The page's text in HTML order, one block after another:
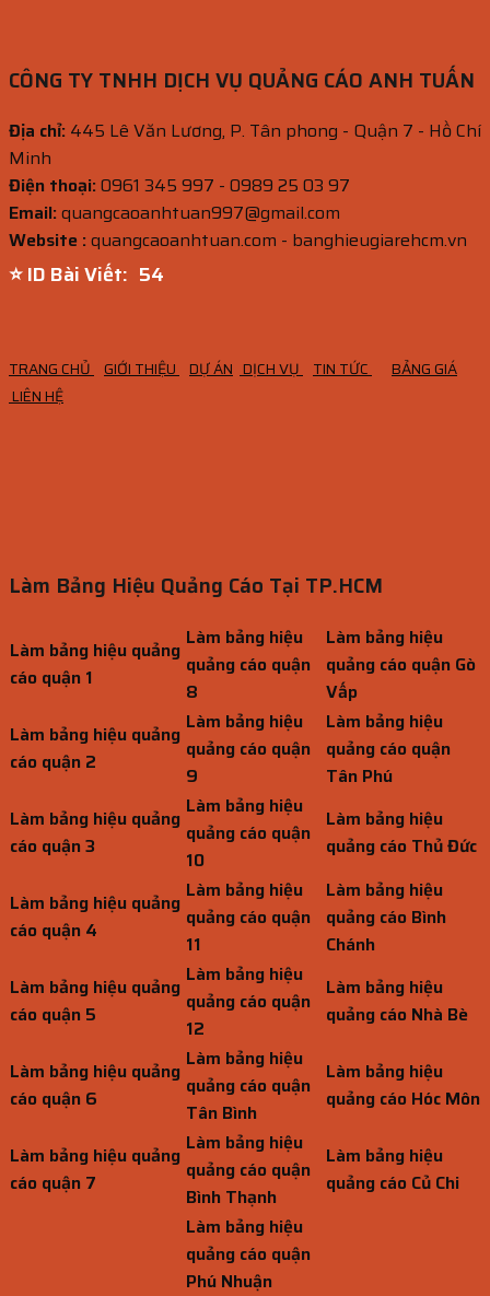
CÔNG TY TNHH DỊCH VỤ QUẢNG CÁO ANH TUẤN
Địa chỉ: 445 Lê Văn Lương, P. Tân phong - Quận 7 - Hồ Chí
Minh
Điện thoại:0961 345 997 - 0989 25 03 97
Email:quangcaoanhtuan997@gmail.com
Website :quangcaoanhtuan.com - banghieugiarehcm.vn
⭐ ID Bài Viết: 53
TRANG CHỦ GIỚI THIỆU DỰ ÁN DỊCH VỤ TIN TỨC
BẢNG GIÁ
LIÊN HỆ
Làm Bảng Hiệu Quảng Cáo Tại TP.HCM
Làm bảng hiệu quảng
cáo quận 1
Làm bảng hiệu
quảng cáo quận
8
Làm bảng hiệu
quảng cáo quận Gò
Vấp
Làm bảng hiệu quảng
cáo quận 2
Làm bảng hiệu
quảng cáo quận
9
Làm bảng hiệu
quảng cáo quận
Tân Phú
Làm bảng hiệu quảng
cáo quận 3
Làm bảng hiệu
quảng cáo quận
10
Làm bảng hiệu
quảng cáo Thủ Đức
Làm bảng hiệu quảng
cáo quận 4
Làm bảng hiệu
quảng cáo quận
11
Làm bảng hiệu
quảng cáo Bình
Chánh
Làm bảng hiệu quảng
cáo quận 5
Làm bảng hiệu
quảng cáo quận
12
Làm bảng hiệu
quảng cáo Nhà Bè
Làm bảng hiệu quảng
cáo quận 6
Làm bảng hiệu
quảng cáo quận
Tân Bình
Làm bảng hiệu
quảng cáo Hóc Môn
Làm bảng hiệu quảng
cáo quận 7
Làm bảng hiệu
quảng cáo quận
Bình Thạnh
Làm bảng hiệu
quảng cáo Củ Chi
Làm bảng hiệu
quảng cáo quận
Phú Nhuận